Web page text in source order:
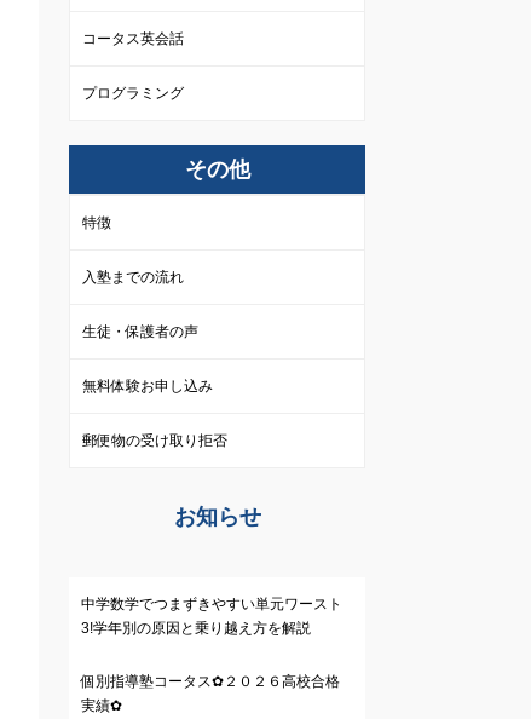
コータス英会話
プログラミング
その他
特徴
入塾までの流れ
生徒・保護者の声
無料体験お申し込み
郵便物の受け取り拒否
お知らせ
中学数学でつまずきやすい単元ワースト
3!学年別の原因と乗り越え方を解説
個別指導塾コータス✿２０２６高校合格
実績✿